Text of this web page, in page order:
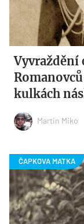
Vyvraždění
kulkách
Martin Miko